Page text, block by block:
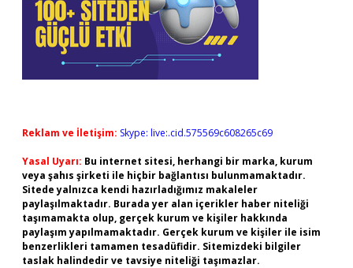
Reklam ve İletişim: Skype: live:.cid.575569c608265c69
Yasal Uyarı: Bu internet sitesi, herhangi bir marka, kurum
veya şahıs şirketi ile hiçbir bağlantısı bulunmamaktadır.
Sitede yalnızca kendi hazırladığımız makaleler
paylaşılmaktadır. Burada yer alan içerikler haber niteliği
taşımamakta olup, gerçek kurum ve kişiler hakkında
paylaşım yapılmamaktadır. Gerçek kurum ve kişiler ile isim
benzerlikleri tamamen tesadüfidir. Sitemizdeki bilgiler
taslak halindedir ve tavsiye niteliği taşımazlar.